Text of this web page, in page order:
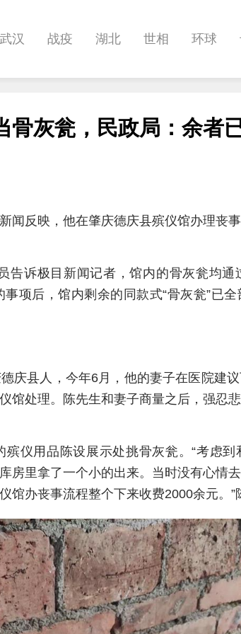
武汉 战疫 湖北 世相 环球
帅作文 International 世界杯
骨灰瓮，民政局：余者
闻反映，他在肇庆德庆县殡仪馆办理丧
告诉极目新闻记者，馆内的骨灰瓮均
项后，馆内剩余的同款式“骨灰瓮”已
庆县人，今年6月，他的妻子在医院建
馆处理。陈先生和妻子商量之后，强忍
仪用品陈设展示处挑骨灰瓮。“考虑
房里拿了一个小的出来。当时没有心情
办丧事流程整个下来收费2000余元。”